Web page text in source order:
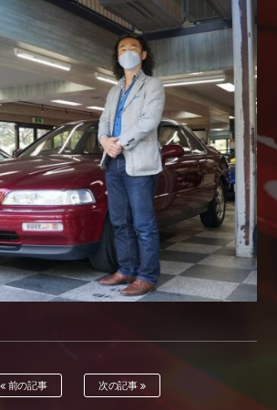
前の記事 次の記事